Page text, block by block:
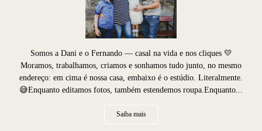
Somos a Dani e o Fernando — casal na vida e nos cliques 💛
Moramos, trabalhamos, criamos e sonhamos tudo junto, no mesmo
endereço: em cima é nossa casa, embaixo é o estúdio. Literalmente.
😅Enquanto editamos fotos, também estendemos roupa.Enquanto...
Saiba mais